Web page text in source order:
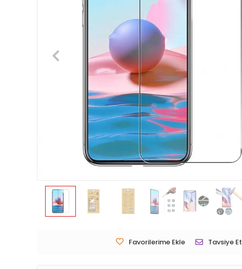
Favorilerime Ekle Tavsiye Et